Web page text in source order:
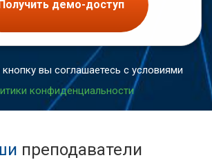
Получить демо-доступ
вы соглашаетесь с условиями
конфиденциальности
преподаватели